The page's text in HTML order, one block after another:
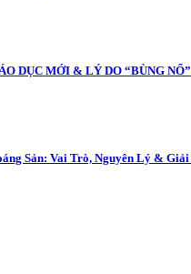
DỤC MỚI & LÝ DO “BÙNG
Sản: Vai Trò, Nguyên Lý &